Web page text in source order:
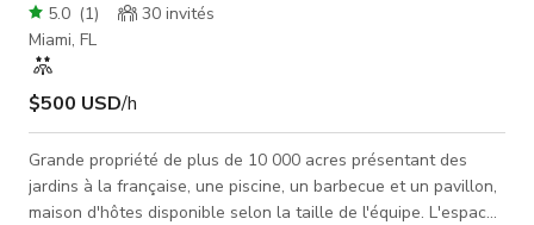
5.0 (1) 30 invités
Miami, FL
$500 USD/h
Grande propriété de plus de 10 000 acres présentant des
jardins à la française, une piscine, un barbecue et un pavillon,
maison d'hôtes disponible selon la taille de l'équipe. L'espace